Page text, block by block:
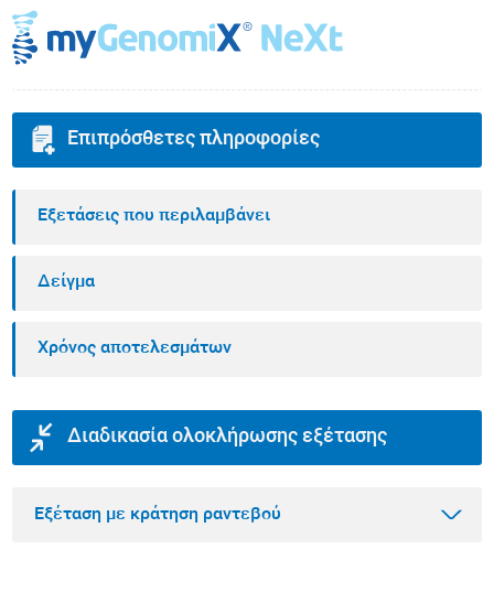
Επιπρόσθετες πληροφορίες
Εξετάσεις που περιλαμβάνει
Δείγμα
Χρόνος αποτελεσμάτων
Διαδικασία ολοκλήρωσης εξέτασης
Εξέταση με κράτηση ραντεβού